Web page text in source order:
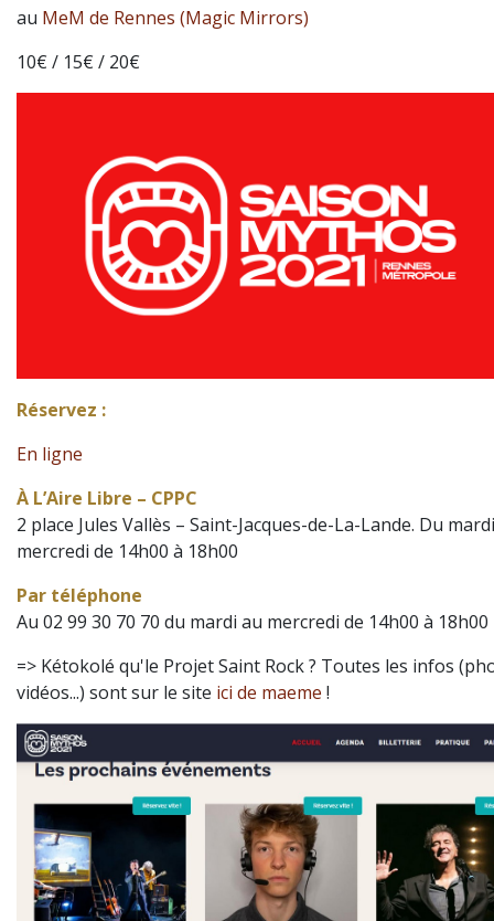
au MeM de Rennes (Magic Mirrors)
10€ / 15€ / 20€
Réservez :
En ligne
À L’Aire Libre – CPPC
2 place Jules Vallès – Saint-Jacques-de-La-Lande. Du
mercredi de 14h00 à 18h00
Par téléphone
Au 02 99 30 70 70 du mardi au mercredi de 14h00 à 18h00
=> Kétokolé qu'le Projet Saint Rock ? Toutes les infos
vidéos...) sont sur le site ici de maeme !